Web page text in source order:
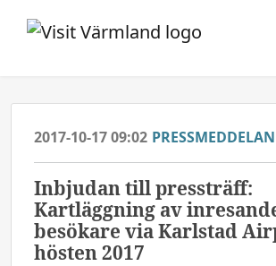
2017-10-17 09:02
​Inbjudan till pressträff:
Kartläggning av
besökare via Karlstad
hösten 2017